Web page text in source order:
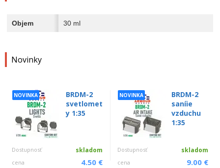
Novinky
NOVINKA
BRDM-2
svetlomet
y 1:35
Dostupnosť skladom
cena 4.50 €
NOVINKA
BRDM-2
saníie
vzduchu
1:35
Dostupnosť skladom
cena 9.00 €
Objem 30 ml